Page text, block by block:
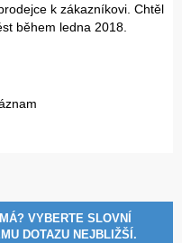
k zákazníkovi. Chtěl
během ledna 2018.
VYBERTE SLOVNÍ
DOTAZU NEJBLIŽŠÍ.